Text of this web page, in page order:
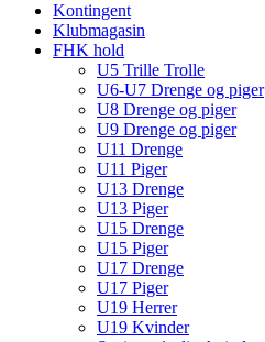
Kontingent
Klubmagasin
FHK hold
U5 Trille Trolle
U6-U7 Drenge og piger
U8 Drenge og piger
U9 Drenge og piger
U11 Drenge
U11 Piger
U13 Drenge
U13 Piger
U15 Drenge
U15 Piger
U17 Drenge
U17 Piger
U19 Herrer
U19 Kvinder